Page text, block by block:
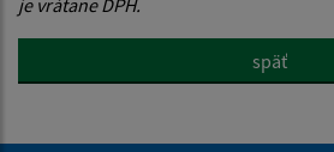
späť